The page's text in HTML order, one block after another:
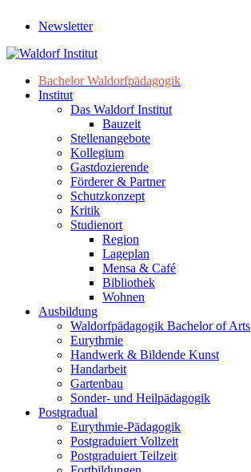
Newsletter
Bachelor Waldorfpädagogik
Institut
Das Waldorf Institut
Bauzeit
Stellenangebote
Kollegium
Gastdozierende
Förderer & Partner
Schutzkonzept
Kritik
Studienort
Region
Lageplan
Mensa & Café
Bibliothek
Wohnen
Ausbildung
Waldorfpädagogik Bachelor of Arts
Eurythmie
Handwerk & Bildende Kunst
Handarbeit
Gartenbau
Sonder- und Heilpädagogik
Postgradual
Eurythmie-Pädagogik
Postgraduiert Vollzeit
Postgraduiert Teilzeit